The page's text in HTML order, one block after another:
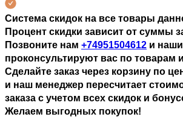
Система скидок на все товары
П роцент скидки зависит от суммы
Позвоните нам +74951504612 и
проконсультируют вас по товарам
Сделайте заказ через корзину по
и наш менеджер пересчитает
заказа с учетом всех скидок и
Желаем выгодных покупок!